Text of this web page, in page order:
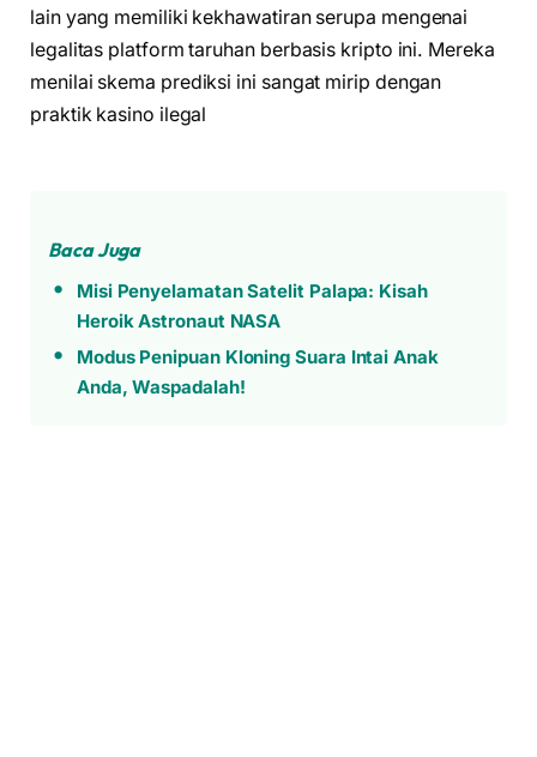
lain yang memiliki kekhawatiran serupa mengenai
legalitas platform taruhan berbasis kripto ini. Mereka
menilai skema prediksi ini sangat mirip dengan
praktik kasino ilegal
Baca Juga
Misi Penyelamatan Satelit Palapa: Kisah
Heroik Astronaut NASA
Modus Penipuan Kloning Suara Intai Anak
Anda, Waspadalah!